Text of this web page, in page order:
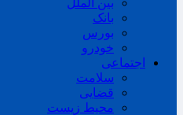
بین الملل
بانک
بورس
خودرو
اجتماعی
سلامت
قضایی
محیط زیست